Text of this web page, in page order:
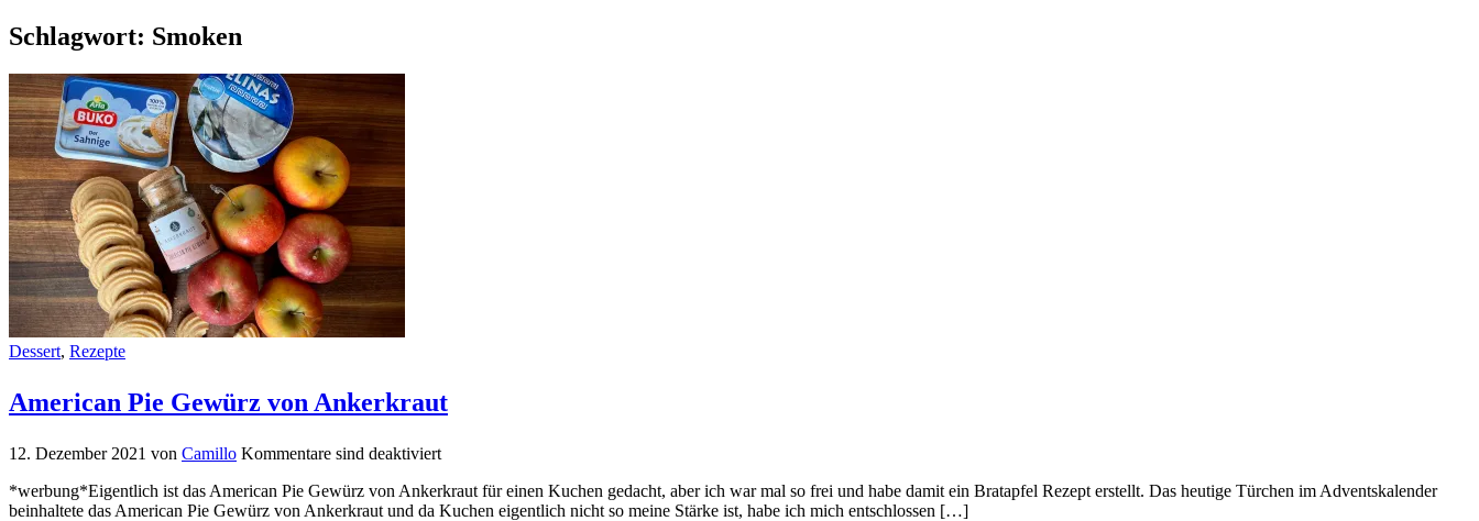
Schlagwort: Smoken
Dessert, Rezepte
American Pie Gewürz von Ankerkraut
12. Dezember 2021 von Camillo Kommentare sind deaktiviert
*werbung*Eigentlich ist das American Pie Gewürz von Ankerkraut für einen Kuchen gedacht, aber ich war mal so frei und habe damit ein Bratapfel Rezept erstellt. Das heutige Türchen im Adventskalender
beinhaltete das American Pie Gewürz von Ankerkraut und da Kuchen eigentlich nicht so meine Stärke ist, habe ich mich entschlossen […]